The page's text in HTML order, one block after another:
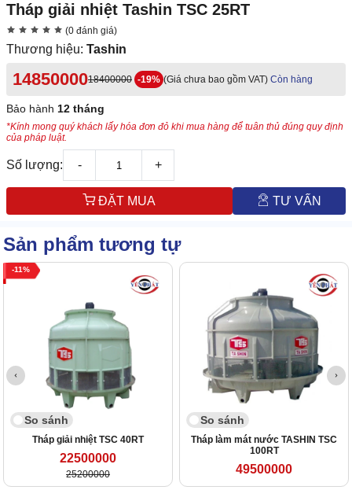
Tháp giải nhiệt Tashin TSC 25RT
(0 đánh giá)
Thương hiệu: Tashin
1485000018400000 -19% (Giá chưa bao gồm VAT) Còn hàng
Bảo hành 12 tháng
*Kính mong quý khách lấy hóa đơn đỏ khi mua hàng để tuân thủ đúng quy định
của pháp luật.
Số lượng: - +
ĐẶT MUA TƯ VẤN
Sản phẩm tương tự
11
So sánh
Tháp giải nhiệt TSC 40RT
22500000
25200000
So sánh
Tháp làm mát nước TASHIN TSC
100RT
49500000